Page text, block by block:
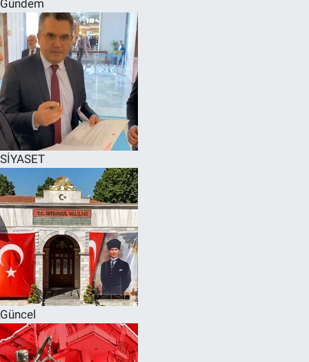
Gündem
SİYASET
Güncel
SPOR
RESMİ İLANLAR